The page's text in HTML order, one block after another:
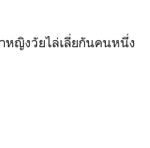
หญิงวัยไล่เลี่ยกันคนหนึ่ง